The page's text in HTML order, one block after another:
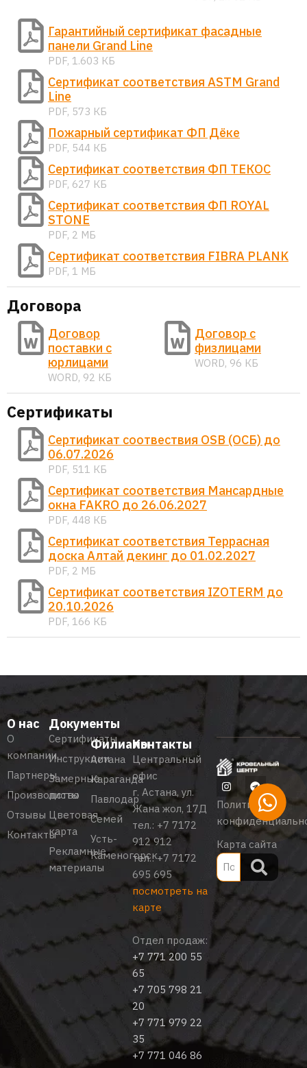
Гарантийный сертификат фасадные
панели Grand Line
PDF, 1.603 КБ
Сертификат соответствия ASTM Grand
Line
PDF, 573 КБ
Пожарный сертификат ФП Дёке
PDF, 544 КБ
Сертификат соответствия ФП ТЕКОС
PDF, 627 КБ
Сертификат соответствия ФП ROYAL
STONE
PDF, 2 МБ
Сертификат соответствия FIBRA PLANK
PDF, 1 МБ
Договора
Договор
поставки с
юрлицами
WORD, 92 КБ
Договор с
физлицами
WORD, 96 КБ
Сертификаты
Сертификат соотвествия OSB (ОСБ) до
06.07.2026
PDF, 511 КБ
Сертификат соответствия Мансардные
окна FAKRO до 26.06.2027
PDF, 448 КБ
Сертификат соответствия Террасная
доска Алтай декинг до 01.02.2027
PDF, 2 МБ
Сертификат соответствия IZOTERM до
20.10.2026
PDF, 166 КБ
О нас
О
компании
Партнеры
Производство
Отзывы
Контакты
Документы
Сертификаты
Инструкции
Замерные
листы
Цветовая
карта
Рекламные
материалы
Филиалы
Астана
Караганда
Павлодар
Семей
Усть-
Каменогорск
Контакты
Центральный
офис
г. Астана, ул.
Жана жол, 17Д
тел.: +7 7172
912 912
тел.:+7 7172
695 695
посмотреть на
карте
Отдел продаж:
+7 771 200 55
65
+7 705 798 21
20
+7 771 979 22
35
+7 771 046 86
Политика
Карта сайта